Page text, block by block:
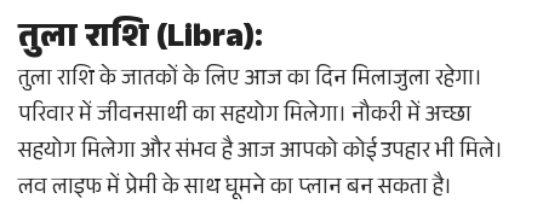
तुला राशि (Libra):
तुला राशि के जातकों के लिए आज का दिन मिलाजुला रहेगा।
परिवार में जीवनसाथी का सहयोग मिलेगा। नौकरी में अच्छा
सहयोग मिलेगा और संभव है आज आपको कोई उपहार भी मिले।
लव लाइफ में प्रेमी के साथ घूमने का प्लान बन सकता है।